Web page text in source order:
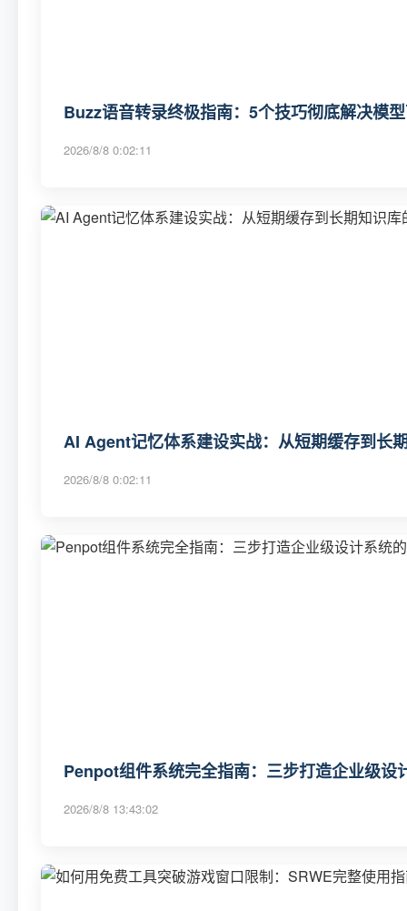
Buzz语音转录终极指南：5个技巧彻底解决模
2026/8/8 0:02:11
AI Agent记忆体系建设实战：从短期缓存到长
2026/8/8 0:02:11
Penpot组件系统完全指南：三步打造企业级设
2026/8/8 13:43:02